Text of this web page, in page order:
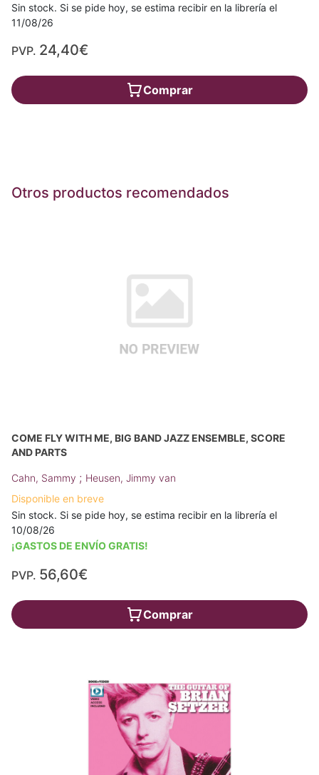
Sin stock. Si se pide hoy, se estima recibir en la librería el
11/08/26
PVP. 24,40€
Comprar
Otros productos recomendados
COME FLY WITH ME, BIG BAND JAZZ ENSEMBLE, SCORE
AND PARTS
Cahn, Sammy ; Heusen, Jimmy van
Disponible en breve
Sin stock. Si se pide hoy, se estima recibir en la librería el
10/08/26
¡GASTOS DE ENVÍO GRATIS!
PVP. 56,60€
Comprar